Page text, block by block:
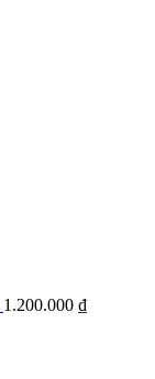
1.200.000 ₫